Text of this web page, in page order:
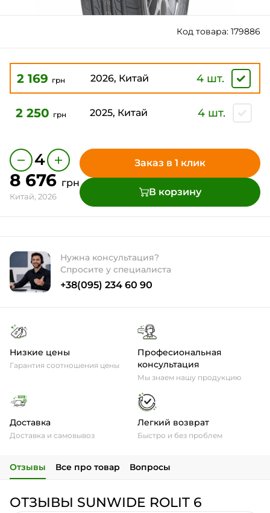
Код товара: 179886
2 169 грн 2026, Китай 4 шт.
2 250 грн 2025, Китай 4 шт.
− 4 +
8 676 грн
Китай, 2026
Заказ в 1 клик
В корзину
Нужна консультация?
Спросите у специалиста
+38(095) 234 60 90
Низкие цены
Гарантия соотношения цены
Професиональная
консультация
Мы знаем нашу продукцию
Доставка
Доставка и самовывоз
Легкий возврат
Быстро и без проблем
Отзывы Все про товар Вопросы
ОТЗЫВЫ SUNWIDE ROLIT 6